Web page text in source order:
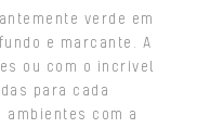
verde em
e marcante. A
ou com o incrível
para cada
com a